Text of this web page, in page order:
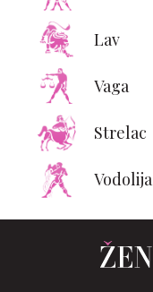
Lav
Vaga
Strelac
Vodolija